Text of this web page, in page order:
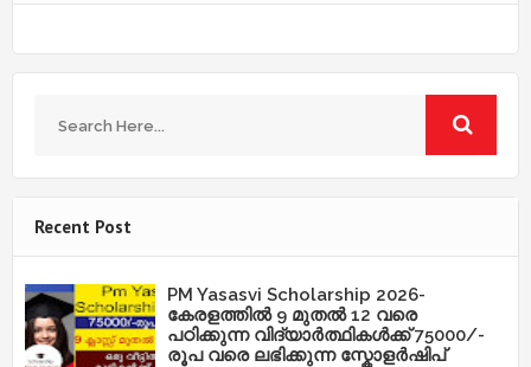
Recent Post
PM Yasasvi Scholarship 2026-
കേരളത്തിൽ 9 മുതൽ 12 വരെ
പഠിക്കുന്ന വിദ്യാർത്ഥികൾക്ക് 75000/-
രൂപ വരെ ലഭിക്കുന്ന സ്കോളർഷിപ്